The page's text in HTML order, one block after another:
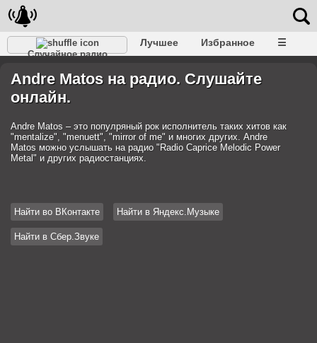
Случайное радио
Лучшее Избранное ☰
Andre Matos на радио. Слушайте
онлайн.
Andre Matos – это популряный рок исполнитель таких хитов как
"mentalize", "menuett", "mirror of me" и многих других. Andre
Matos можно услышать на радио "Radio Caprice Melodic Power
Metal" и других радиостанциях.
Найти во ВКонтакте Найти в Яндекс.Музыке
Найти в Сбер.Звуке